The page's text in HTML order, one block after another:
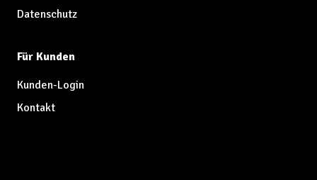
Datenschutz
Für Kunden
Kunden-Login
Kontakt